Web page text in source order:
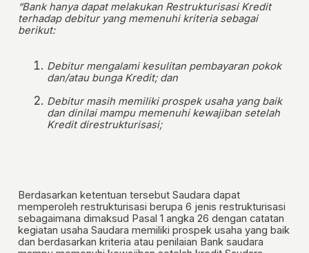
“Bank hanya dapat melakukan Restrukturisasi Kredit
terhadap debitur yang memenuhi kriteria sebagai
berikut:
Debitur mengalami kesulitan pembayaran pokok
dan/atau bunga Kredit; dan
Debitur masih memiliki prospek usaha yang baik
dan dinilai mampu memenuhi kewajiban setelah
Kredit direstrukturisasi;
Berdasarkan ketentuan tersebut Saudara dapat
memperoleh restrukturisasi berupa 6 jenis restrukturisasi
sebagaimana dimaksud Pasal 1 angka 26 dengan catatan
kegiatan usaha Saudara memiliki prospek usaha yang baik
dan berdasarkan kriteria atau penilaian Bank saudara